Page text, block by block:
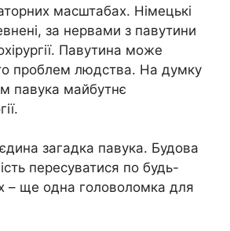
масштабах. Німецькі
за нервами з павутини
Павутина може
проблем людства. На думку
павука майбутнє
загадка павука. Будова
пересуватися по будь-
– ще одна головоломка для